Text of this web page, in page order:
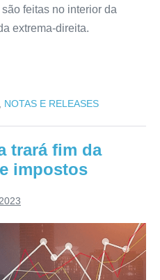
feitas no interior da
extrema-direita.
, NOTAS E RELEASES
trará fim da
impostos